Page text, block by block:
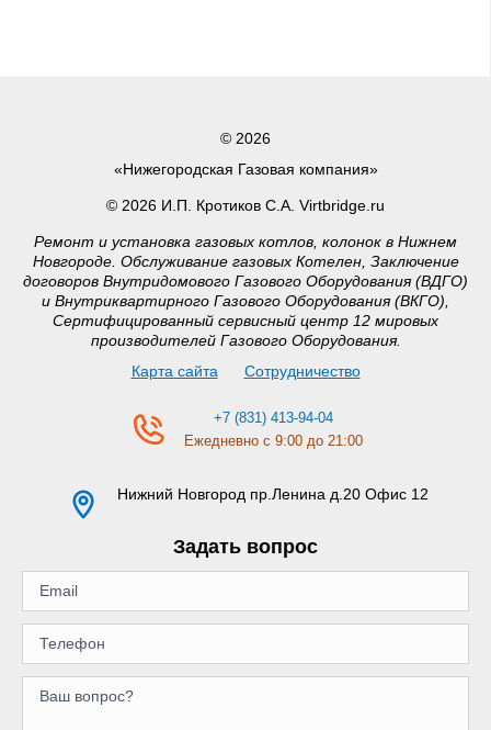
© 2026
«Нижегородская Газовая компания»
© 2026 И.П. Кротиков С.А. Virtbridge.ru
Ремонт и установка газовых котлов, колонок в Нижнем
Новгороде. Обслуживание газовых Котелен, Заключение
договоров Внутридомового Газового Оборудования (ВДГО)
и Внутриквартирного Газового Оборудования (ВКГО),
Сертифицированный сервисный центр 12 мировых
производителей Газового Оборудования.
Карта сайта
Сотрудничество
+7 (831) 413-94-04
Ежедневно с 9:00 до 21:00
Нижний Новгород пр.Ленина д.20 Офис 12
Задать вопрос